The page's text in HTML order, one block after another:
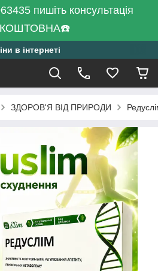
пишіть консультація
в інтернеті
ЗДОРОВ'Я ВІД ПРИРОДИ